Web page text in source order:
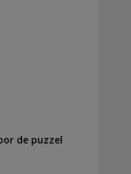
de puzzel